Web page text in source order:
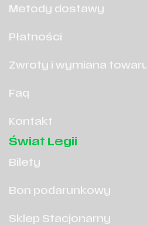
Metody dostawy
Płatności
Zwroty i wymiana towaru
Faq
Kontakt
Świat Legii
Bilety
Bon podarunkowy
Sklep Stacjonarny